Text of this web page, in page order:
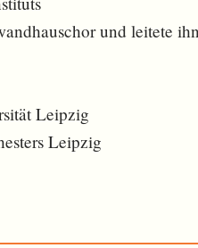
und leitete ihn
Leipzig
Leipzig